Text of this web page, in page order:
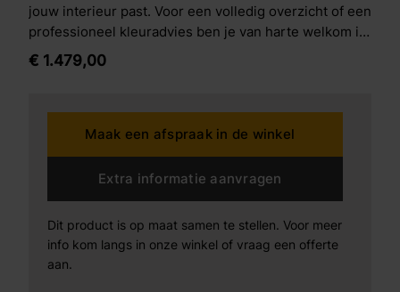
jouw interieur past. Voor een volledig overzicht of een
professioneel kleuradvies ben je van harte welkom in
onze winkel.
€ 1.479,00
Maak een afspraak in de winkel
Extra informatie aanvragen
Dit product is op maat samen te stellen. Voor meer
info kom langs in onze winkel of vraag een offerte
aan.